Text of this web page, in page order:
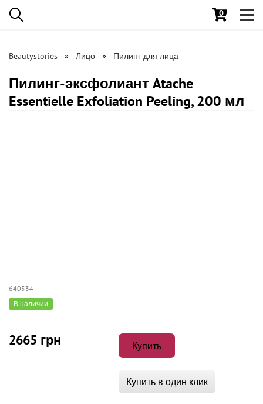
0
Beautystories Лицо Пилинг для лица
Пилинг-эксфолиант Atache
Essentielle Exfoliation Peeling, 200 мл
640534
В наличии
2665 грн Купить
Купить в один клик